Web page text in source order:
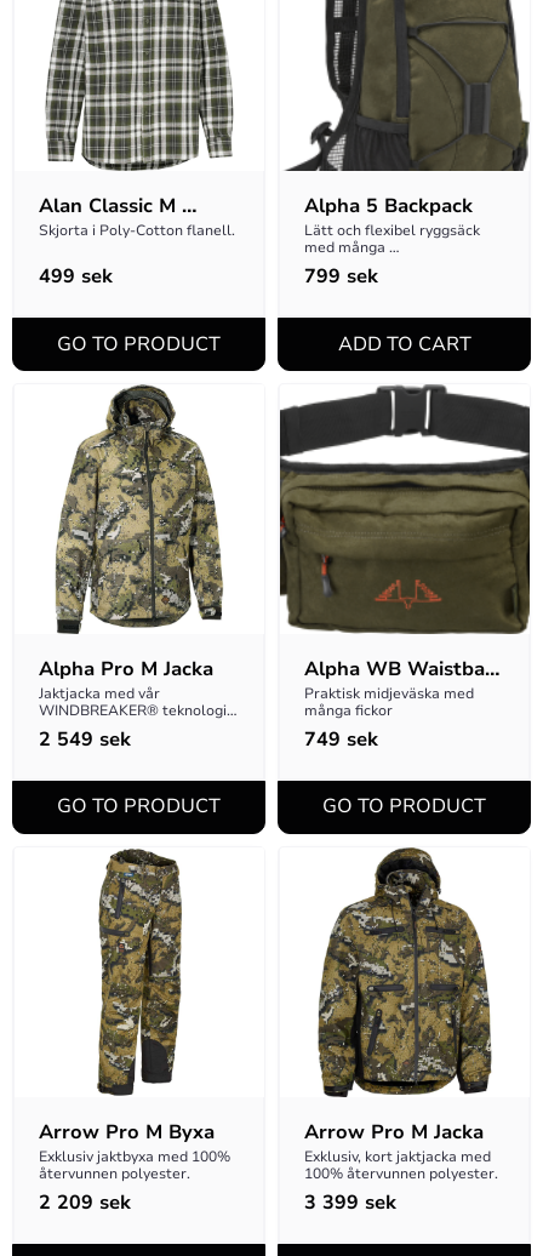
Alan Classic M
Skjorta
Skjorta i Poly-Cotton flanell.
499 sek
Alpha 5 Backpack
Lätt och flexibel ryggsäck
med många
användningsområden
799 sek
Alpha Pro M Jacka
Jaktjacka med vår
WINDBREAKER® teknologi.
Tyget är vind- och
vattentätt, sömmarna är ej
2 549 sek
Alpha WB Waistbag
DESOLVE® Fire
Praktisk midjeväska med
många fickor
749 sek
Arrow Pro M Byxa
Exklusiv jaktbyxa med 100%
återvunnen polyester.
2 209 sek
Arrow Pro M Jacka
Exklusiv, kort jaktjacka med
100% återvunnen polyester.
3 399 sek